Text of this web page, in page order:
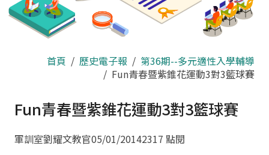
區
首頁 歷史電子報
第36期--多元適性入學輔導
Fun青春暨紫錐花運動3對3籃球賽
Fun青春暨紫錐花運動3對3籃球賽
軍訓室劉耀文教官05/01/20142317 點閱